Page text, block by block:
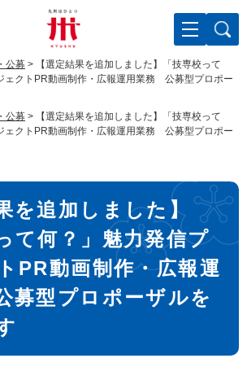
公募 >
【選定結果を追加しました】「技専校って
ェクトPR動画制作・広報運用業務 公募型プロポー
公募 >
【選定結果を追加しました】「技専校って
ェクトPR動画制作・広報運用業務 公募型プロポー
を追加しました】
て何？」魅力発信プ
PR動画制作・広報運
型プロポーザルを